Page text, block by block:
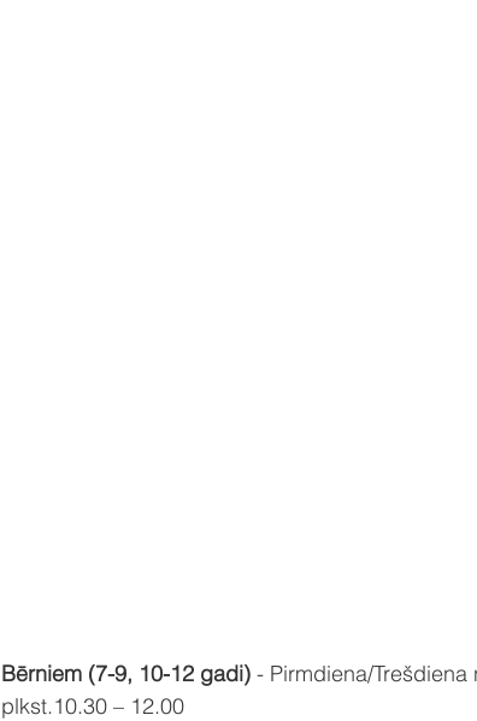
Bērniem (7-9, 10-12 gadi) - Pirmdiena/
plkst.10.30 – 12.00